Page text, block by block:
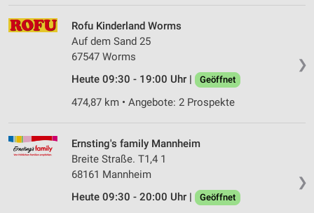
❯
Rofu Kinderland Worms
Auf dem Sand 25
67547 Worms
Heute 09:30 - 19:00 Uhr |
Geöffnet
474,87 km • Angebote: 2 Prospekte
❯
Ernsting's family Mannheim
Breite Straße. T1,4 1
68161 Mannheim
Heute 09:30 - 20:00 Uhr |
Geöffnet